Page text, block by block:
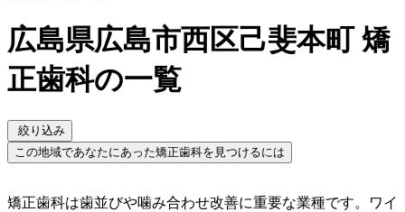
広島県広島市西区己斐本町 矯
正歯科の一覧
絞り込み
この地域であなたにあった矯正歯科を見つけるには
矯正歯科は歯並びや噛み合わせ改善に重要な業種です。ワイ